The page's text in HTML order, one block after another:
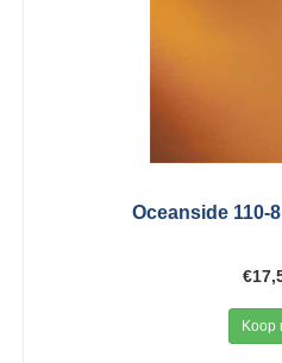
Oceanside 110-
Koop